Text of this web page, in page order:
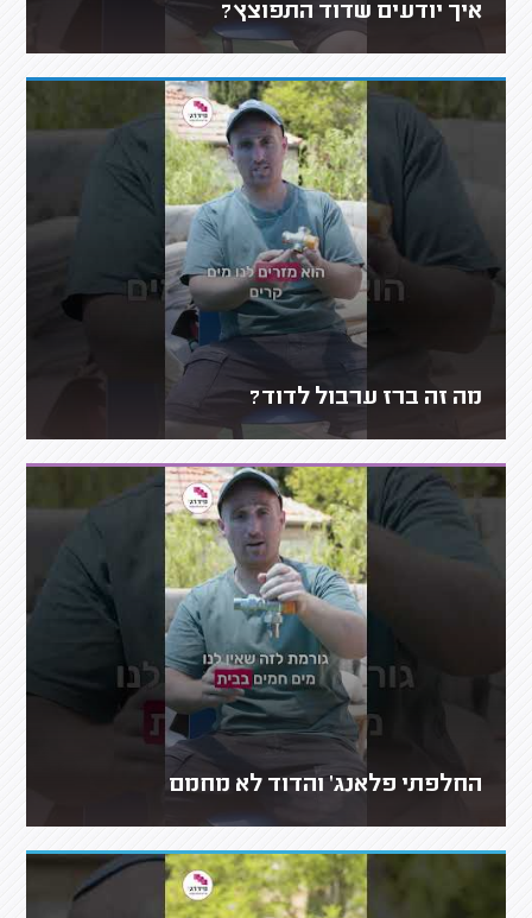
איך יודעים שדוד התפוצץ?
מה זה ברז ערבול לדוד?
החלפתי פלאנג' והדוד לא מחמם